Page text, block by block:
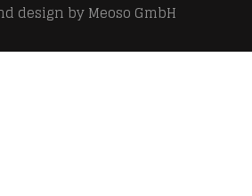
design byMeoso GmbH